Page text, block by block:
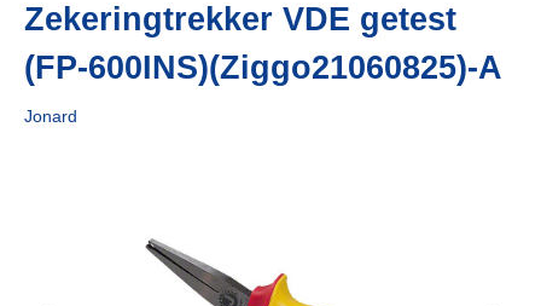
Zekeringtrekker VDE getest
(FP-600INS)(Ziggo21060825)-A
Jonard